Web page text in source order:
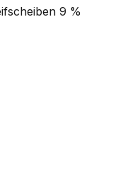
9 %